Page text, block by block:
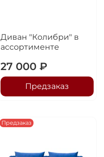
Диван "Колибри" в
ассортименте
27 000 ₽
Предзаказ
Предзаказ